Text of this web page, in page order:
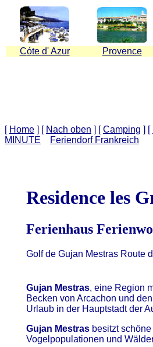
Cóte d' Azur Provence
[ Home ] [ Nach oben ] [Camping ] [
MINUTE
Feriendorf Frankreich
Residence les
Ferienhaus
Golf de Gujan Mestras Route
Gujan Mestras, eine Region
Becken von Arcachon und
Urlaub in der Hauptstadt der
Gujan Mestras besitzt
Vogelpopulationen und